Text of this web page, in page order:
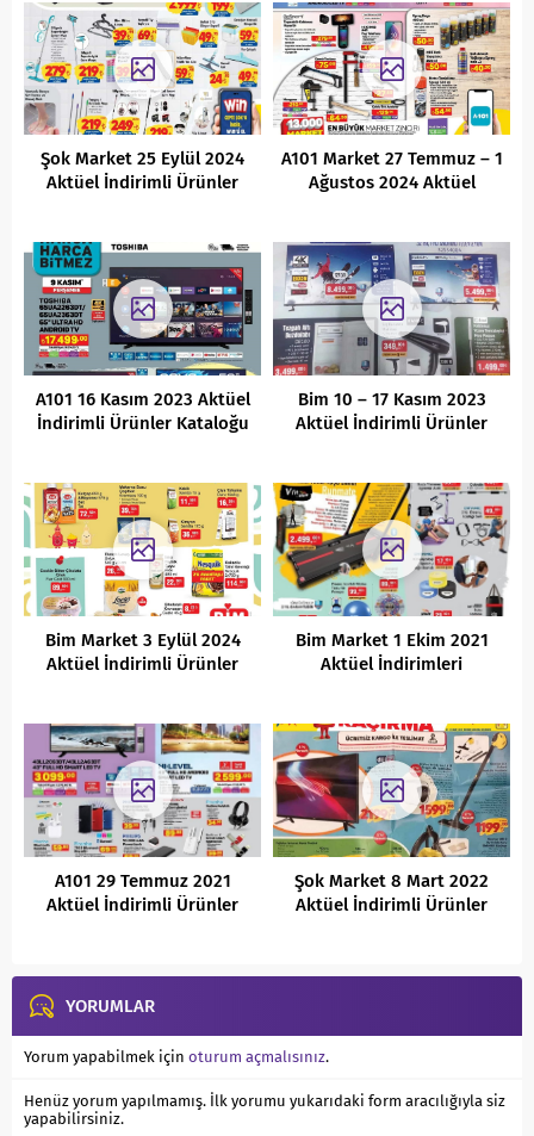
Şok Market 25 Eylül 2024
Aktüel İndirimli Ürünler
A101 Market 27 Temmuz – 1
Ağustos 2024 Aktüel
A101 16 Kasım 2023 Aktüel
İndirimli Ürünler Kataloğu
Bim 10 – 17 Kasım 2023
Aktüel İndirimli Ürünler
Bim Market 3 Eylül 2024
Aktüel İndirimli Ürünler
Bim Market 1 Ekim 2021
Aktüel İndirimleri
A101 29 Temmuz 2021
Aktüel İndirimli Ürünler
Şok Market 8 Mart 2022
Aktüel İndirimli Ürünler
YORUMLAR
Yorum yapabilmek için oturum açmalısınız.
Henüz yorum yapılmamış. İlk yorumu yukarıdaki form aracılığıyla siz
yapabilirsiniz.